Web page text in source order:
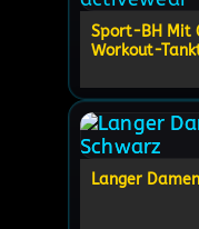
Sport-BH Mit
Workout-
Langer